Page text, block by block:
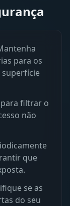
para os
superfície
filtrar o
não
que
se as
do seu